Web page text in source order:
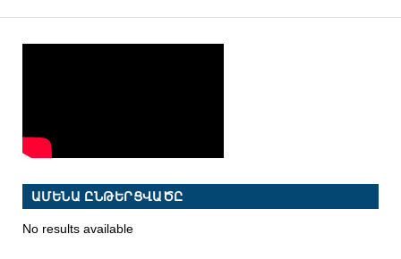
ԱՄԵՆԱ ԸՆԹԵՐՑՎԱԾԸ
No results available